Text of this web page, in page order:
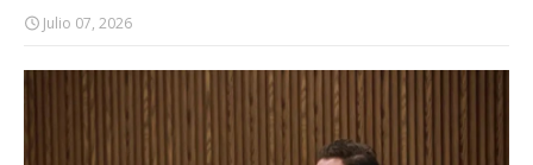
Julio 07, 2026